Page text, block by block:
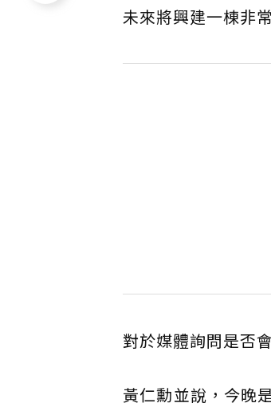
未來將興建一棟非
對於媒體詢問是否
黃仁勳並說，今晚